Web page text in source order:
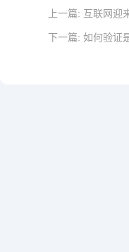
上一篇: 互联网迎
下一篇: 如何验证